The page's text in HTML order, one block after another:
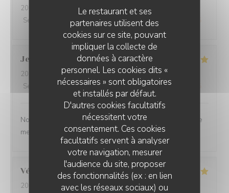
Le restaurant et ses
partenaires utilisent des
cookies sur ce site, pouvant
impliquer la collecte de
données à caractère
personnel. Les cookies dits «
nécessaires » sont obligatoires
et installés par défaut.
D'autres cookies facultatifs
nécessitent votre
consentement. Ces cookies
facultatifs servent à analyser
votre navigation, mesurer
l'audience du site, proposer
des fonctionnalités (ex : en lien
avec les réseaux sociaux) ou
2026-07-30
- 20:00 - Couverts 2
Service
Ambiance: 5/5 Cuisine:5/5 Qualité / Prix
Jean-Baptiste J
2026-07-30
- 19:30 - Couverts 2
Service
/5 Ambiance :5 /5 Cuisine:5/5 Qualité / Prix
Nous ne sommes mm jamais déçu. L’ail des ours reste le
meilleur restaurant d’Amiens et de loin.
Véronique
2026-07-29
- 20:00 - Couverts 2